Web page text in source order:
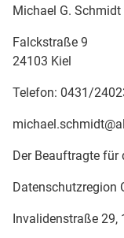
Michael G. Schmidt
Falckstraße 9
24103 Kiel
Telefon: 0431/
Der Beauftragte für
Datenschutzregion
Invalidenstraße 29,